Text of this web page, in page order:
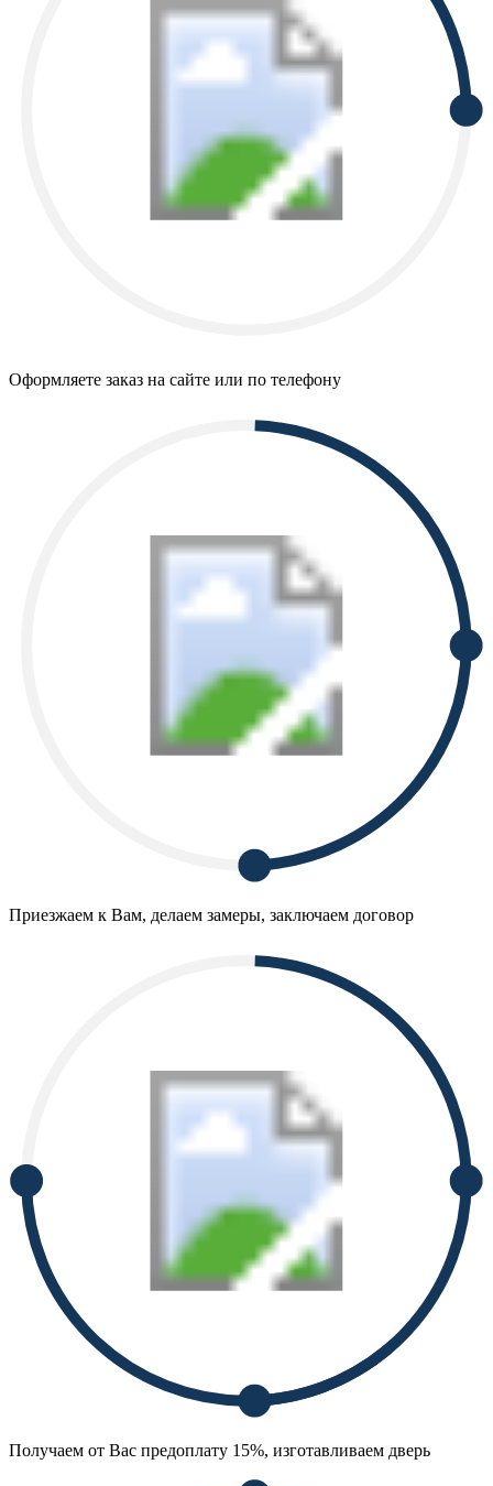
Оформляете заказ на сайте или по телефону
Приезжаем к Вам, делаем замеры, заключаем договор
Получаем от Вас предоплату 15%, изготавливаем дверь